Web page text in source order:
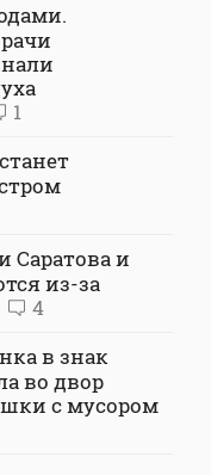
1
Саратова и
из-за
4
в знак
во двор
с мусором